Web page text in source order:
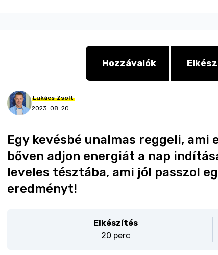
Hozzávalók
Lukács Zsolt
2023. 08. 20.
Egy kevésbé unalmas reggeli,
bőven adjon energiát a nap
leveles tésztába, ami jól passzol
eredményt!
Elkészítés
20 perc